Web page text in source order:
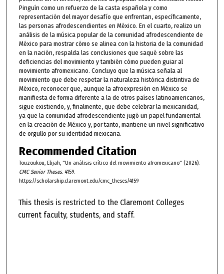
Pinguín como un refuerzo de la casta española y como
representación del mayor desafío que enfrentan, específicamente,
las personas afrodescendientes en México. En el cuarto, realizo un
análisis de la música popular de la comunidad afrodescendiente de
México para mostrar cómo se alinea con la historia de la comunidad
en la nación, respalda las conclusiones que saqué sobre las
deficiencias del movimiento y también cómo pueden guiar al
movimiento afromexicano. Concluyo que la música señala al
movimiento que debe respetar la naturaleza histórica distintiva de
México, reconocer que, aunque la afroexpresión en México se
manifiesta de forma diferente a la de otros países latinoamericanos,
sigue existiendo, y, finalmente, que debe celebrar la mexicanidad,
ya que la comunidad afrodescendiente jugó un papel fundamental
en la creación de México y, por tanto, mantiene un nivel significativo
de orgullo por su identidad mexicana.
Recommended Citation
Touzoukou, Elijah, "Un análisis crítico del movimiento afromexicano" (2026).
CMC Senior Theses. 4159.
https://scholarship.claremont.edu/cmc_theses/4159
This thesis is restricted to the Claremont Colleges
current faculty, students, and staff.